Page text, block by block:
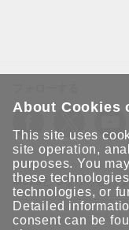
Moxaとつながり続け
About Cookies
This site uses
site operation,
purposes. You
these
technologies, or
Detailed
consent can be